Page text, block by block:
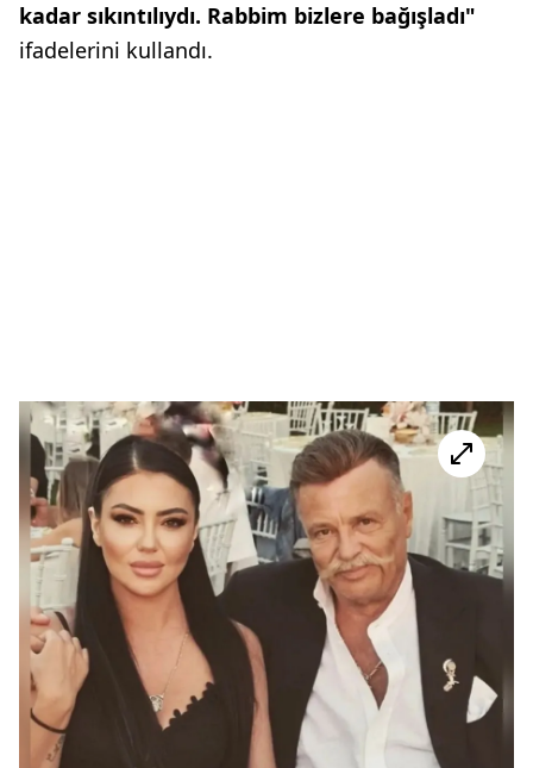
kadar sıkıntılıydı. Rabbim bizlere bağışladı"
ifadelerini kullandı.